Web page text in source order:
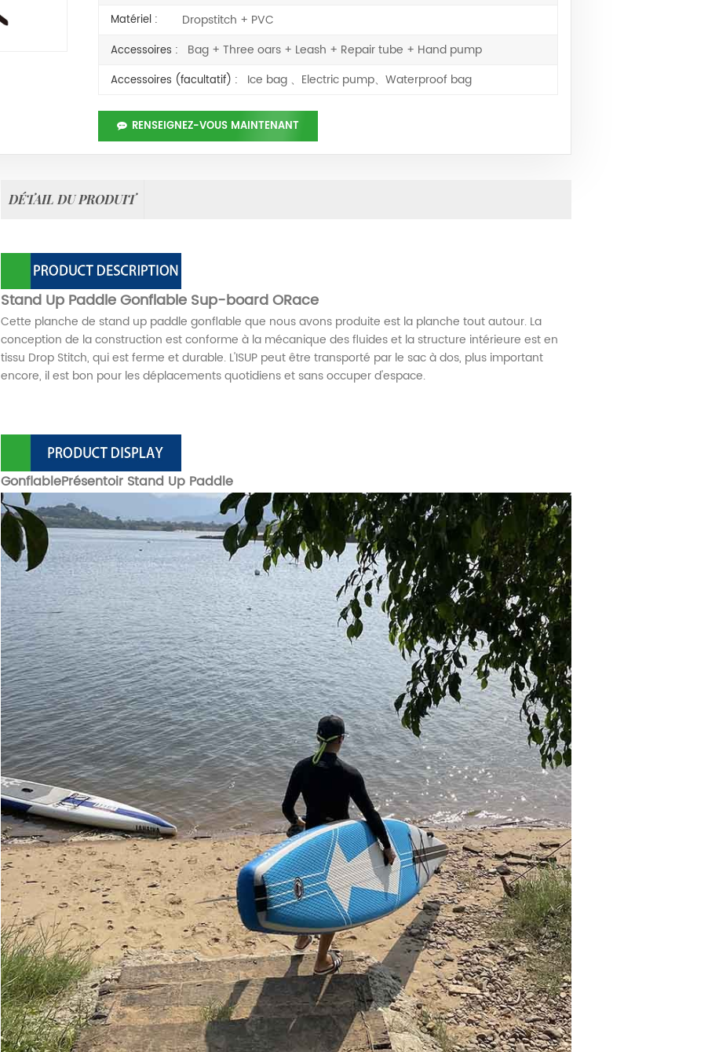
Matériel : Dropstitch + PVC
Accessoires : Bag + Three oars + Leash + Repair tube + Hand pump
Accessoires (facultatif) : Ice bag 、Electric pump、Waterproof bag
RENSEIGNEZ-VOUS MAINTENANT
DÉTAIL DU PRODUIT
Stand Up Paddle Gonflable Sup-board ORace
Cette planche de stand up paddle gonflable que nous avons produite est la planche tout autour. La
conception de la construction est conforme à la mécanique des fluides et la structure intérieure est en
tissu Drop Stitch, qui est ferme et durable. L'ISUP peut être transporté par le sac à dos, plus important
encore, il est bon pour les déplacements quotidiens et sans occuper d'espace.
GonflablePrésentoir Stand Up Paddle